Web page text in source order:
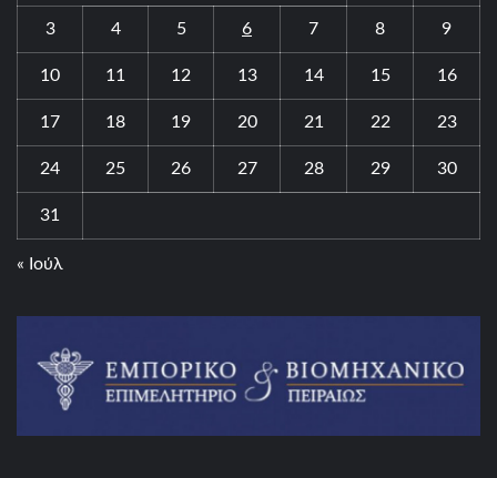
3 4 5 6 7 8 9
10 11 12 13 14 15 16
17 18 19 20 21 22 23
24 25 26 27 28 29 30
31
« Ιούλ